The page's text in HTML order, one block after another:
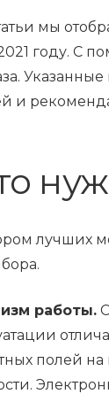
мы
году. С
и
лучших
работы.
полей на